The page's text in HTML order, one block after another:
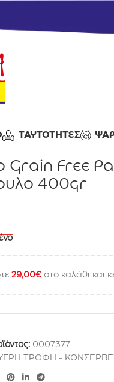
ΤΑΥΤΟΤΗΤΕΣ
Grain Free
400gr
29,00€ στο καλάθι και
0007377
ΤΡΟΦΗ -